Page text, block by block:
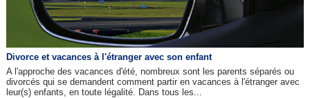
Divorce et vacances à l'étranger avec son enfant
A l'approche des vacances d'été, nombreux sont les parents séparés ou
divorcés qui se demandent comment partir en vacances à l'étranger avec
leur(s) enfants, en toute légalité. Dans tous les...